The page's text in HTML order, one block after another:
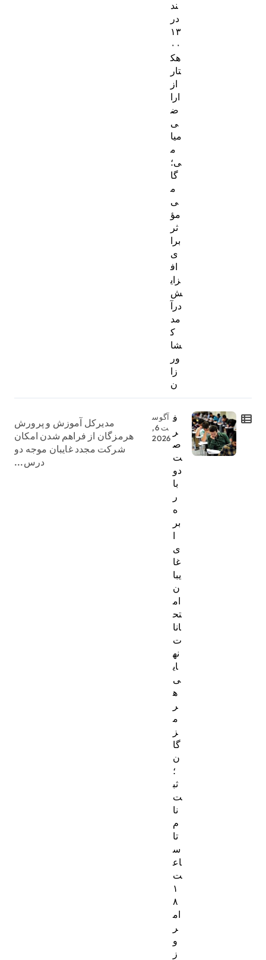
ند
در
۱۳
۰۰
هک
تار
از
ارا
ض
ی
میا
م
ی؛
گا
م
ی
مؤ
ثر
برا
ی
اف
زای
ش
درآ
مد
ک
شا
ور
زا
ن
ف
ر
ص
ت
دو
با
ر
ه
بر
ا
ی
غا
یبا
ن
ام
تح
انا
ت
نه
ای
ی
ه
ر
م
ز
گا
ن
؛
ثب
ت‌
نا
م
تا
س
اع
ت
۱
۸
ام
ر
و
ز
آگوس
ت 6,
2026
مدیرکل آموزش و پرورش
هرمزگان از فراهم شدن امکان
شرکت مجدد غایبان موجه دو
درس...